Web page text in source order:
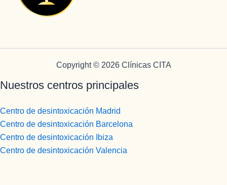
Copyright © 2026 Clínicas CITA
Nuestros centros principales
Centro de desintoxicación Madrid
Centro de desintoxicación Barcelona
Centro de desintoxicación Ibiza
Centro de desintoxicación Valencia